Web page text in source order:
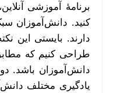
برنامۀ آموزشی
کنید. دانش‌آموزان
دارند. بایستی این
طراحی کنیم که
دانش‌آموزان باشد.
یادگیری مختلف